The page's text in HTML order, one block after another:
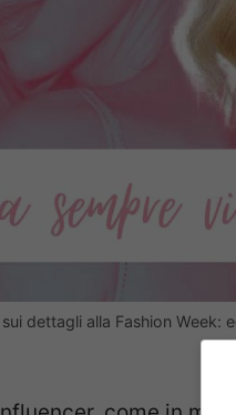
dettagli alla Fashion